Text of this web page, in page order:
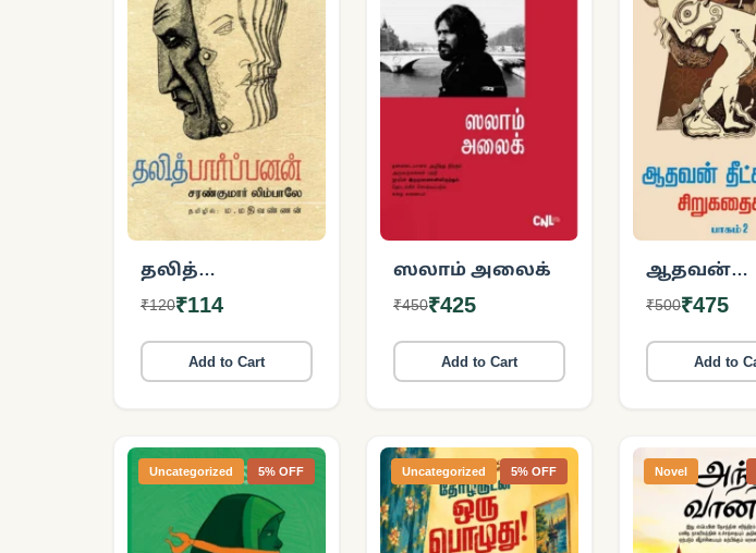
தலித்
பார்ப்பனன்
₹120₹114
Add to Cart
ஸலாம் அலைக்
₹450₹425
Add to Cart
ஆதவன்
தீட்சண்யா
(பாகம் 2)
₹500₹475
Add to
Uncategorized 5% OFF Uncategorized 5% OFF Novel